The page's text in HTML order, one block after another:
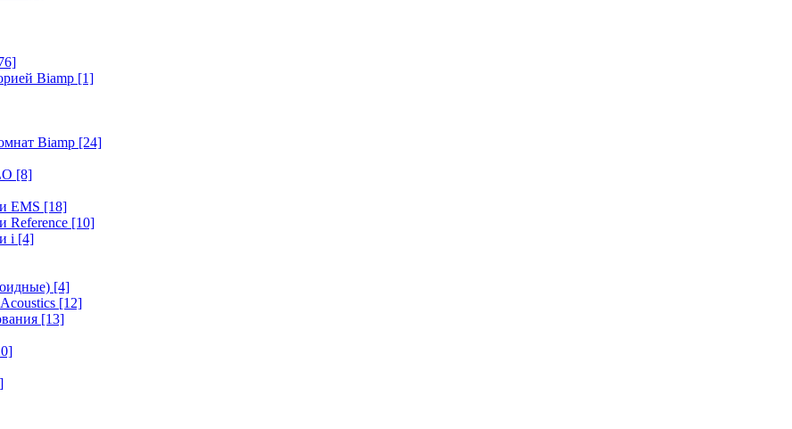
Biamp [1]
Biamp [24]
[8]
EMS [18]
Reference [10]
i [4]
[4]
[12]
[13]